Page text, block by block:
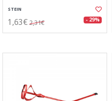
STEIN
1,63€ 2,31€ - 29%